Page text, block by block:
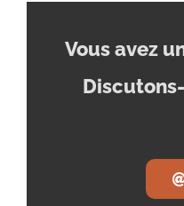
Vous avez